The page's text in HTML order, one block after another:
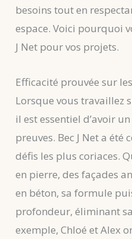
besoins tout en
espace. Voici pourquoi
J Net pour vos projets.
Efficacité prouvée sur
Lorsque vous travaillez
il est essentiel d’avoir
preuves. Bec J Net a été
défis les plus coriaces.
en pierre, des façades
en béton, sa formule
profondeur, éliminant
exemple, Chloé et Alex